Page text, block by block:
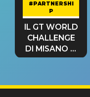
#PARTNERSHI
P
IL GT WORLD
CHALLENGE
DI MISANO si
riconferma